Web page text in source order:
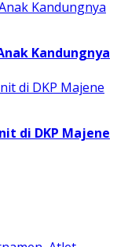
Kandungnya
di DKP Majene